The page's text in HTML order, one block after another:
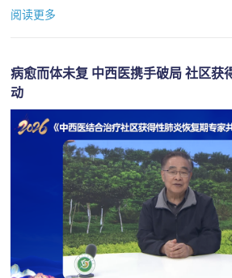
高质量发展大会在北京通州北投希尔顿酒店隆重举...
阅读更多
病愈而体未复 中西医携手破局 社区获
动